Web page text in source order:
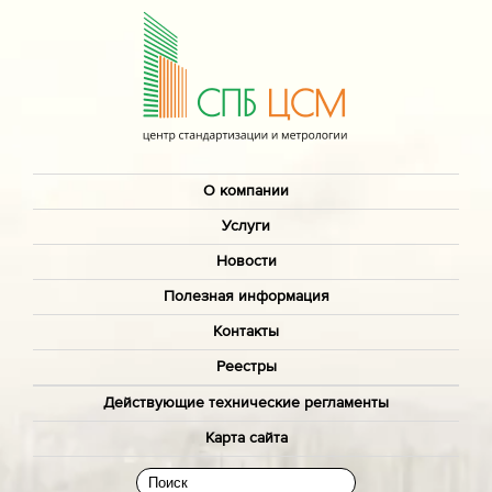
О компании
Услуги
Новости
Полезная информация
Контакты
Реестры
Действующие технические регламенты
Карта сайта